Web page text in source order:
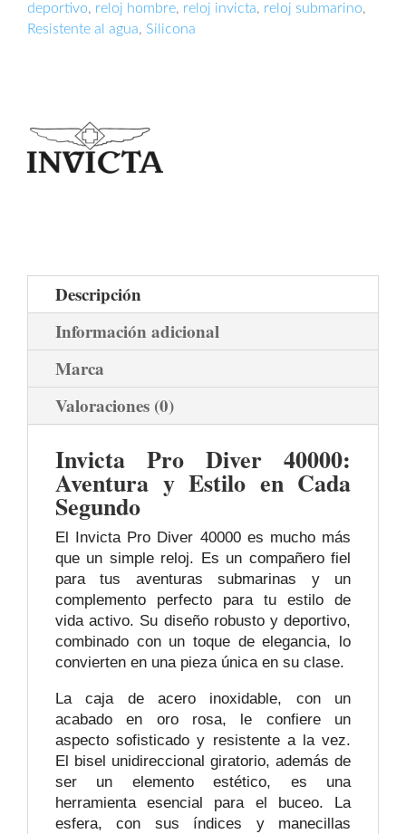
deportivo, reloj hombre, reloj invicta, reloj submarino,
Resistente al agua, Silicona
Descripción
Información adicional
Marca
Valoraciones (0)
Invicta Pro Diver 40000:
Aventura y Estilo en Cada
Segundo
El Invicta Pro Diver 40000 es mucho más
que un simple reloj. Es un compañero fiel
para tus aventuras submarinas y un
complemento perfecto para tu estilo de
vida activo. Su diseño robusto y deportivo,
combinado con un toque de elegancia, lo
convierten en una pieza única en su clase.
La caja de acero inoxidable, con un
acabado en oro rosa, le confiere un
aspecto sofisticado y resistente a la vez.
El bisel unidireccional giratorio, además de
ser un elemento estético, es una
herramienta esencial para el buceo. La
esfera, con sus índices y manecillas